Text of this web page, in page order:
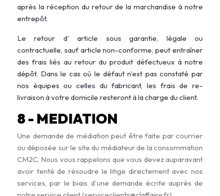
après la réception du retour de la marchandise à notre
entrepôt.
Le retour d' article sous garantie, légale ou
contractuelle, sauf article non-conforme, peut entraîner
des frais liés au retour du produit défectueux à notre
dépôt. Dans le cas où le défaut n'est pas constaté par
nos équipes ou celles du fabricant, les frais de re-
livraison à votre domicile resteront à la charge du client.
8 - MEDIATION
Une demande de médiation peut être faite par courrier
ou déposée sur le site du médiateur de la consommation
CM2C. Nous vous rappelons que vous devez auparavant
avoir tenté de résoudre le litige directement avec nos
services, par le biais d'une demande écrite auprès de